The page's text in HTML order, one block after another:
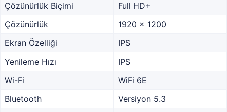
Çözünürlük Biçimi
Full HD+
Çözünürlük
1920 x 1200
Ekran Özelliği
IPS
Yenileme Hızı
IPS
Wi-Fi
WiFi 6E
Bluetooth
Versiyon 5.3